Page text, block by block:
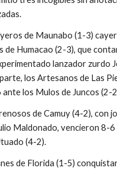
de Maunabo (1-3)
de Humacao (2-3), que
lanzador zurdo
los Artesanos de Las
los Mulos de Juncos (2-
de Camuy (4-2), con
Maldonado, vencieron 8-6
(4-2).
de Florida (1-5)